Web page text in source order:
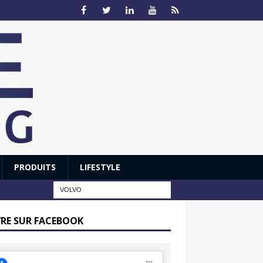
PRODUITS LIFESTYLE
SUR FACEBOOK